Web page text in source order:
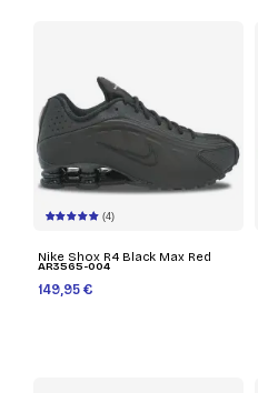
(4)
Nike Shox R4 Black Max Red
AR3565-004
149,95 €